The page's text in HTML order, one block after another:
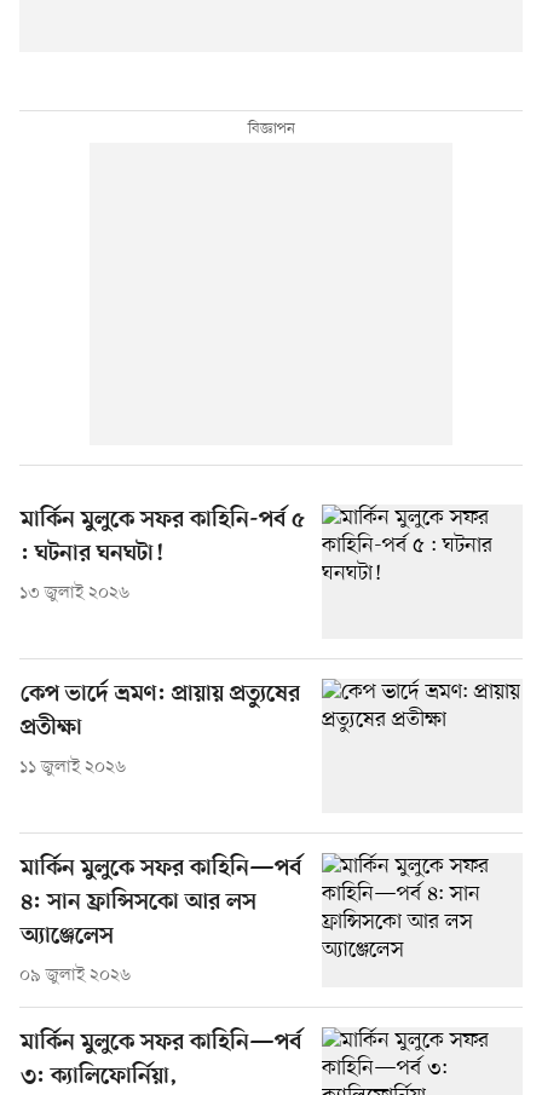
মার্কিন মুলুকে সফর কাহিনি-পর্ব ৫
: ঘটনার ঘনঘটা!
১৩ জুলাই ২০২৬
কেপ ভার্দে ভ্রমণ: প্রায়ায় প্রত্যুষের
প্রতীক্ষা
১১ জুলাই ২০২৬
মার্কিন মুলুকে সফর কাহিনি—পর্ব
৪: সান ফ্রান্সিসকো আর লস
অ্যাঞ্জেলেস
০৯ জুলাই ২০২৬
মার্কিন মুলুকে সফর কাহিনি—পর্ব
৩: ক্যালিফোর্নিয়া,